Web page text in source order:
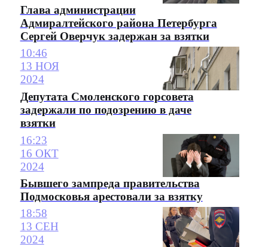
Глава администрации
Адмиралтейского района Петербурга
Сергей Оверчук задержан за взятки
10:46
13 НОЯ
2024
Депутата Смоленского горсовета
задержали по подозрению в даче
взятки
16:23
16 ОКТ
2024
Бывшего зампреда правительства
Подмосковья арестовали за взятку
18:58
13 СЕН
2024